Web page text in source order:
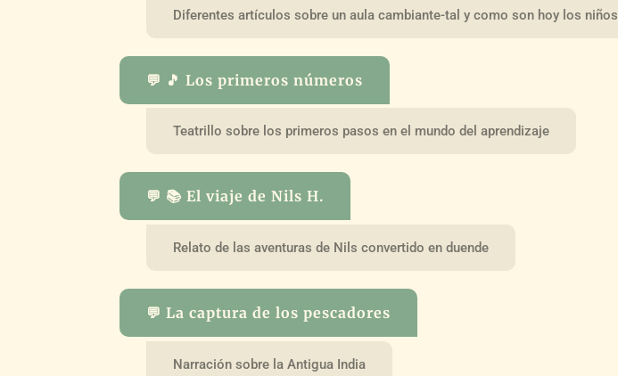
Diferentes artículos sobre un aula cambiante-tal y como son hoy los niños
💬 🎵 Los primeros números
Teatrillo sobre los primeros pasos en el mundo del aprendizaje
💬 📚 El viaje de Nils H.
Relato de las aventuras de Nils convertido en duende
💬 La captura de los pescadores
Narración sobre la Antigua India